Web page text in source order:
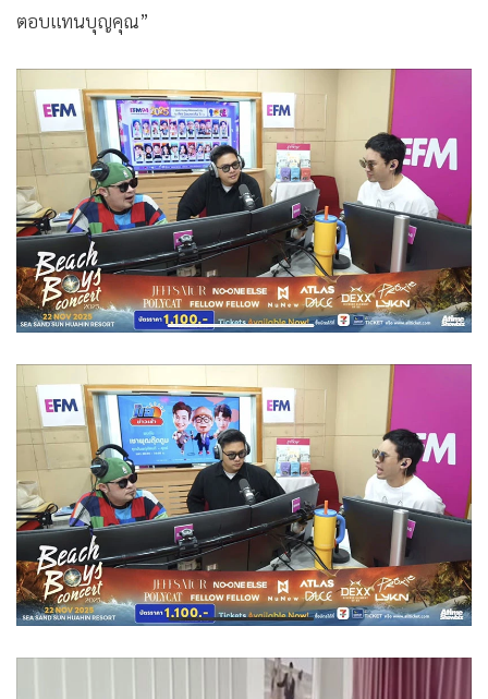
ตอบแทนบุญคุณ”